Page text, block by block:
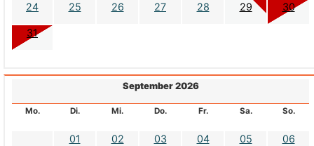
24 25 26 27 28 29 30
31
September 2026
Mo. Di. Mi. Do. Fr. Sa. So.
01 02 03 04 05 06